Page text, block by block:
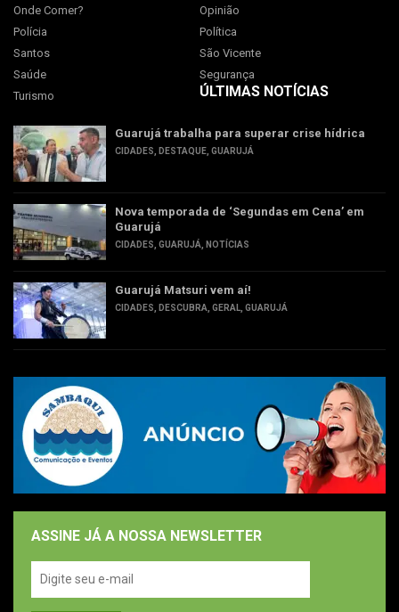
Onde Comer?
Opinião
Polícia
Política
Santos
São Vicente
Saúde
Segurança
Turismo
ÚLTIMAS NOTÍCIAS
Guarujá trabalha para superar crise hídrica
CIDADES DESTAQUE GUARUJÁ
Nova temporada de ‘Segundas em Cena’ em
Guarujá
CIDADES GUARUJÁ NOTÍCIAS
Guarujá Matsuri vem aí!
CIDADES DESCUBRA GERAL GUARUJÁ
ASSINE JÁ A NOSSA NEWSLETTER